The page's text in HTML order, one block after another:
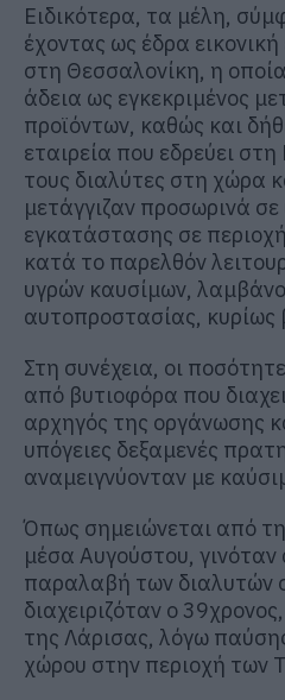
Ειδικότερα, τα μέλη,
έχοντας ως έδρα
στη Θεσσαλονίκη, η
άδεια ως εγκεκριμένος
προϊόντων, καθώς και
εταιρεία που εδρεύει
τους διαλύτες στη χώρα
μετάγγιζαν προσωρινά σε
εγκατάστασης σε
κατά το παρελθόν
υγρών καυσίμων,
αυτοπροστασίας, κυρίως
Στη συνέχεια, οι
από βυτιοφόρα που
αρχηγός της οργάνωσης
υπόγειες δεξαμενές
αναμειγνύονταν με
Όπως σημειώνεται από
μέσα Αυγούστου,
παραλαβή των διαλυτών
διαχειριζόταν ο
της Λάρισας, λόγω
χώρου στην περιοχή των